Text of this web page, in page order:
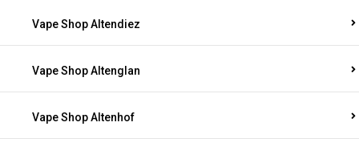
Vape Shop Altendiez
Vape Shop Altenglan
Vape Shop Altenhof